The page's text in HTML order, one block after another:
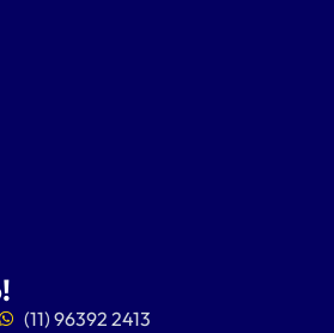
(11) 96392 2413